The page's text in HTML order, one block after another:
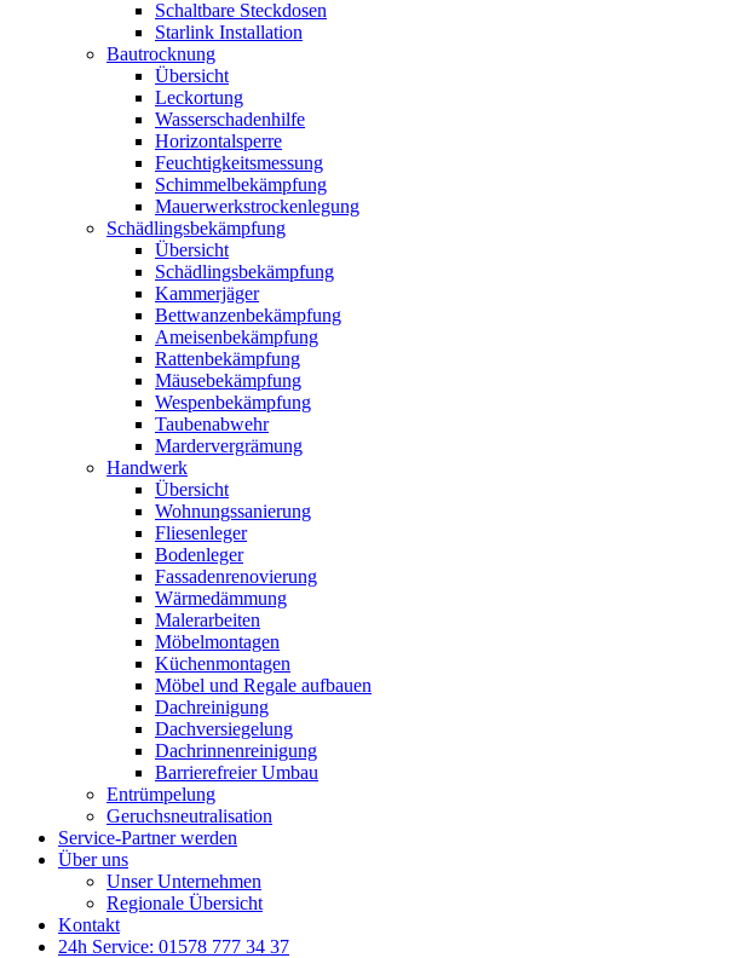
Schaltbare Steckdosen
Starlink Installation
Bautrocknung
Übersicht
Leckortung
Wasserschadenhilfe
Horizontalsperre
Feuchtigkeitsmessung
Schimmelbekämpfung
Mauerwerkstrockenlegung
Schädlingsbekämpfung
Übersicht
Schädlingsbekämpfung
Kammerjäger
Bettwanzenbekämpfung
Ameisenbekämpfung
Rattenbekämpfung
Mäusebekämpfung
Wespenbekämpfung
Taubenabwehr
Mardervergrämung
Handwerk
Übersicht
Wohnungssanierung
Fliesenleger
Bodenleger
Fassadenrenovierung
Wärmedämmung
Malerarbeiten
Möbelmontagen
Küchenmontagen
Möbel und Regale aufbauen
Dachreinigung
Dachversiegelung
Dachrinnenreinigung
Barrierefreier Umbau
Entrümpelung
Geruchsneutralisation
Service-Partner werden
Über uns
Unser Unternehmen
Regionale Übersicht
Kontakt
24h Service: 01578 777 34 37